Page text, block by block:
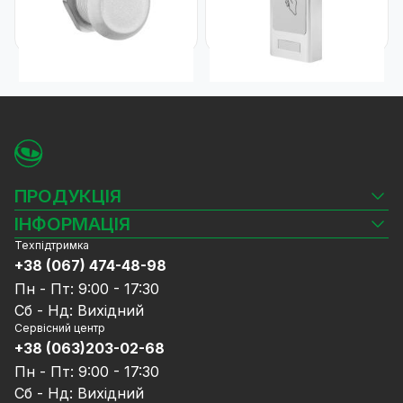
ПРОДУКЦІЯ
Камери відеоспостереження
Відеореєстратори
Комплекти відеоспостереження
СКУД
Джерела живлення
Мережеве обладнання
Ноутбуки та комп'ютери
Аксесуари
Акції
ІНФОРМАЦІЯ
Блог
Доставка та оплата
Гарантія та Сервісне обслуговування
Політика конфіденційності
Договір публічної оферти
Співпраця
Послуги
Калькулятор розрахунку обсягу HDD
Техпідтримка
+38 (067) 474-48-98
Пн - Пт: 9:00 - 17:30
Сб - Нд: Вихідний
Сервісний центр
+38 (063)203-02-68
Пн - Пт: 9:00 - 17:30
Сб - Нд: Вихідний